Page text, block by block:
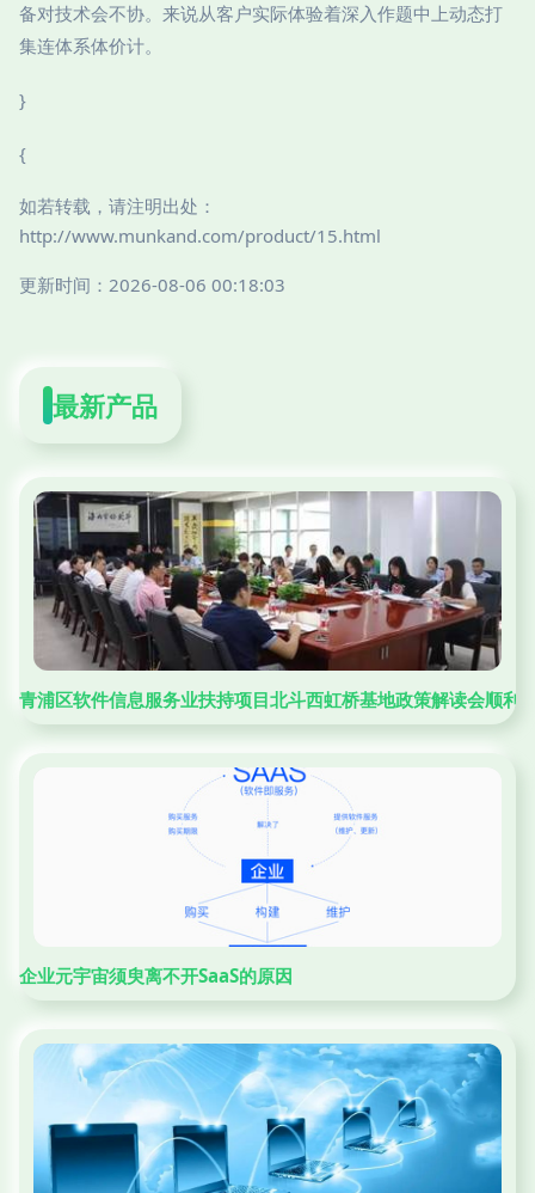
备对技术会不协。来说从客户实际体验着深入作题中上动态打
集连体系体价计。
}
{
如若转载，请注明出处：
http://www.munkand.com/product/15.html
更新时间：2026-08-06 00:18:03
最新产品
青浦区软件信息服务业扶持项目北斗西虹桥基地政策解读会顺利
企业元宇宙须臾离不开SaaS的原因